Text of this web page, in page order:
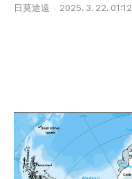
日莫途遠 2025. 3. 22. 01:12